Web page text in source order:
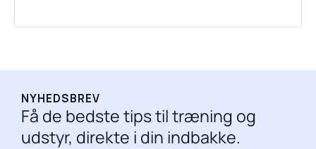
NYHEDSBREV
Få de bedste tips til træning og
udstyr, direkte i din indbakke.